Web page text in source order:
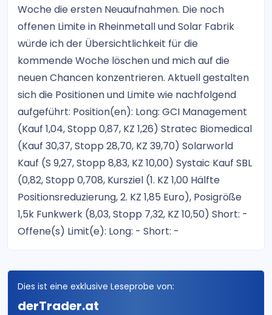
Woche die ersten Neuaufnahmen. Die noch
offenen Limite in Rheinmetall und Solar Fabrik
würde ich der Übersichtlichkeit für die
kommende Woche löschen und mich auf die
neuen Chancen konzentrieren. Aktuell gestalten
sich die Positionen und Limite wie nachfolgend
aufgeführt: Position(en): Long: GCI Management
(Kauf 1,04, Stopp 0,87, KZ 1,26) Stratec Biomedical
(Kauf 30,37, Stopp 28,70, KZ 39,70) Solarworld
Kauf (S 9,27, Stopp 8,83, KZ 10,00) Systaic Kauf SBL
(0,82, Stopp 0,708, Kursziel (1. KZ 1,00 Hälfte
Positionsreduzierung, 2. KZ 1,85 Euro), Posigröße
1,5k Funkwerk (8,03, Stopp 7,32, KZ 10,50) Short: -
Offene(s) Limit(e): Long: - Short: -
Dies ist eine exklusive Leseprobe von:
derTrader.at